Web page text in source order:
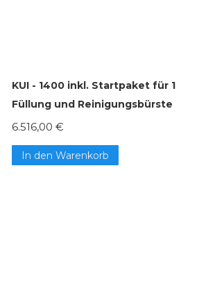
KUI - 1400 inkl. Startpaket für 1
Füllung und Reinigungsbürste
6.516,00 €
In den Warenkorb